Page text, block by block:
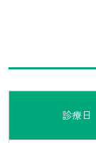
診療日